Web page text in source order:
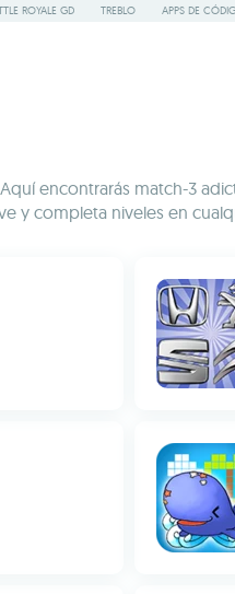
ROYALE GD TREBLO APPS DE
encontrarás match-3
y completa niveles en